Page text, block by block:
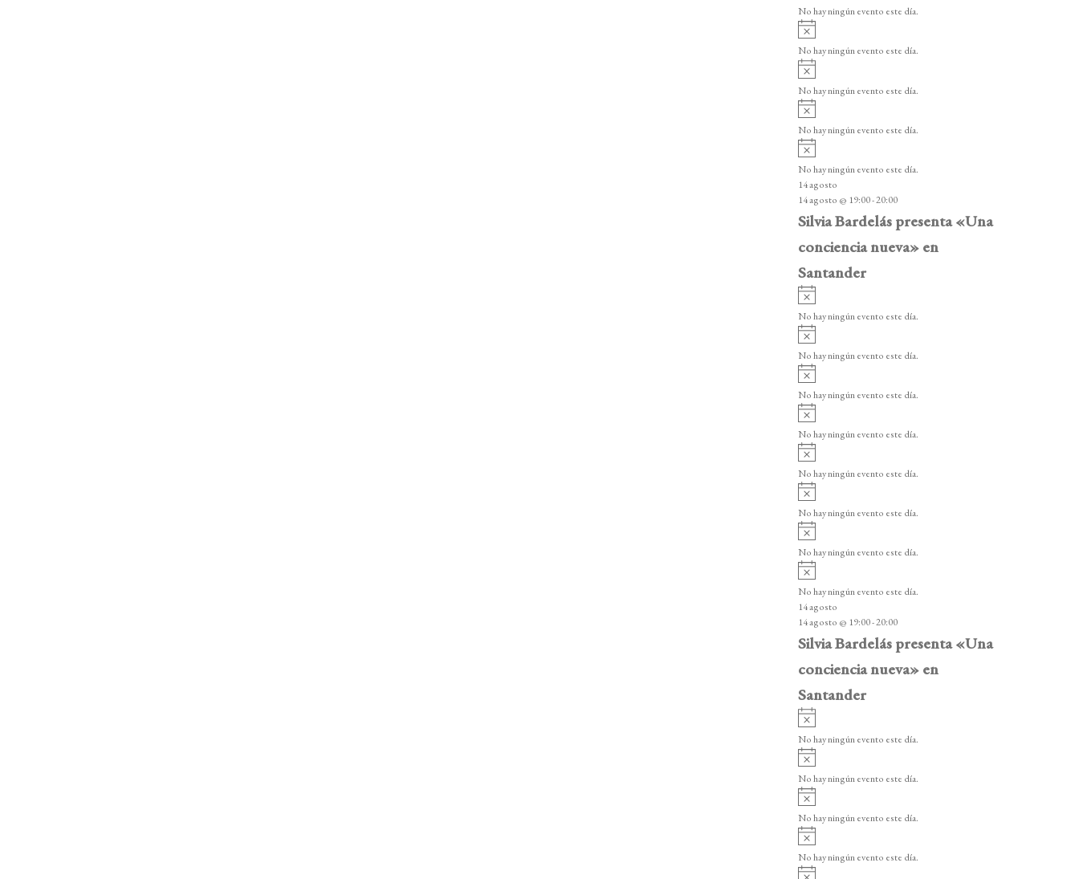
e
n
t
o
s
o
i
o
No hay ningún evento este día.
v
i
o
No hay ningún evento este día.
A
v
i
o
No hay ningún evento este día.
A
v
i
o
No hay ningún evento este día.
v
i
s
o
No hay ningún evento este día.
14 agosto
14 agosto @ 19:00-20:00
Silvia Bardelás presenta «Una
conciencia nueva» en
Santander
v
i
o
No hay ningún evento este día.
v
i
o
No hay ningún evento este día.
v
i
o
No hay ningún evento este día.
v
i
o
No hay ningún evento este día.
v
i
o
No hay ningún evento este día.
v
i
o
No hay ningún evento este día.
v
i
o
No hay ningún evento este día.
v
i
s
o
No hay ningún evento este día.
14 agosto
14 agosto @ 19:00-20:00
Silvia Bardelás presenta «Una
conciencia nueva» en
Santander
A
v
i
o
No hay ningún evento este día.
A
v
i
o
No hay ningún evento este día.
v
i
o
No hay ningún evento este día.
v
i
No hay ningún evento este día.